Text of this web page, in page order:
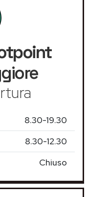
8.30-19.30
8.30-12.30
Chiuso